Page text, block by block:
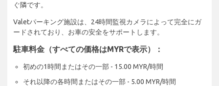
ぐ隣です。
Valetパーキング施設は、24時間監視カメラによって完全にガ
ードされており、お車の安全をサポートします。
駐車料金（すべての価格はMYRで表示）：
初めの1時間またはその一部 - 15.00 MYR/時間
それ以降の各時間またはその一部 - 5.00 MYR/時間